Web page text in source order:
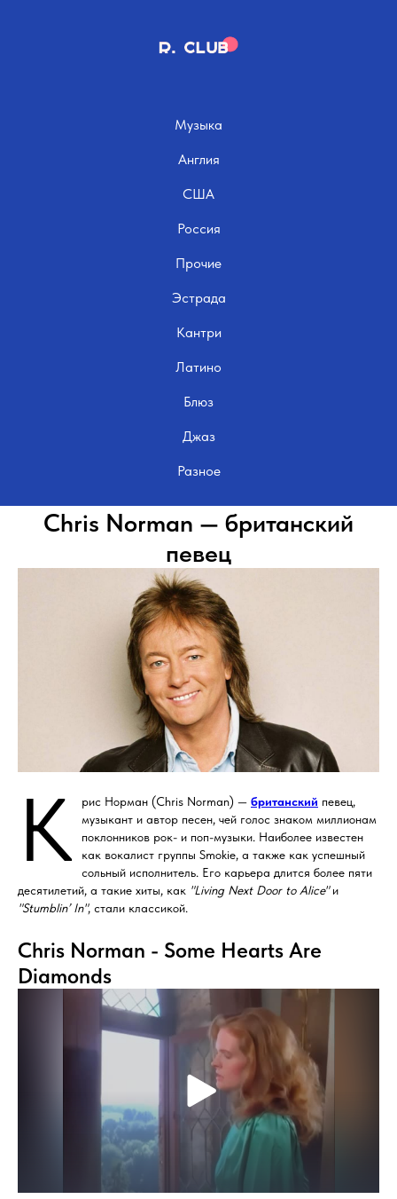
Музыка
Англия
США
Россия
Прочие
Эстрада
Кантри
Латино
Блюз
Джаз
Разное
Chris Norman — британский
певец
К рис Норман (Chris Norman) — британский певец,
музыкант и автор песен, чей голос знаком миллионам
поклонников рок- и поп-музыки. Наиболее известен
как вокалист группы Smokie, а также как успешный
сольный исполнитель. Его карьера длится более пяти
десятилетий, а такие хиты, как "Living Next Door to Alice"и
"Stumblin’ In", стали классикой.
Chris Norman - Some Hearts Are
Diamonds